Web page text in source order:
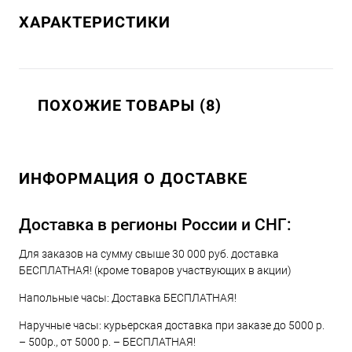
ХАРАКТЕРИСТИКИ
ПОХОЖИЕ ТОВАРЫ (8)
ИНФОРМАЦИЯ О ДОСТАВКЕ
Доставка в регионы России и СНГ:
Для заказов на сумму свыше 30 000 руб. доставка
БЕСПЛАТНАЯ! (кроме товаров участвующих в акции)
Напольные часы: Доставка БЕСПЛАТНАЯ!
Наручные часы: курьерская доставка при заказе до 5000 р.
– 500р., от 5000 р. – БЕСПЛАТНАЯ!